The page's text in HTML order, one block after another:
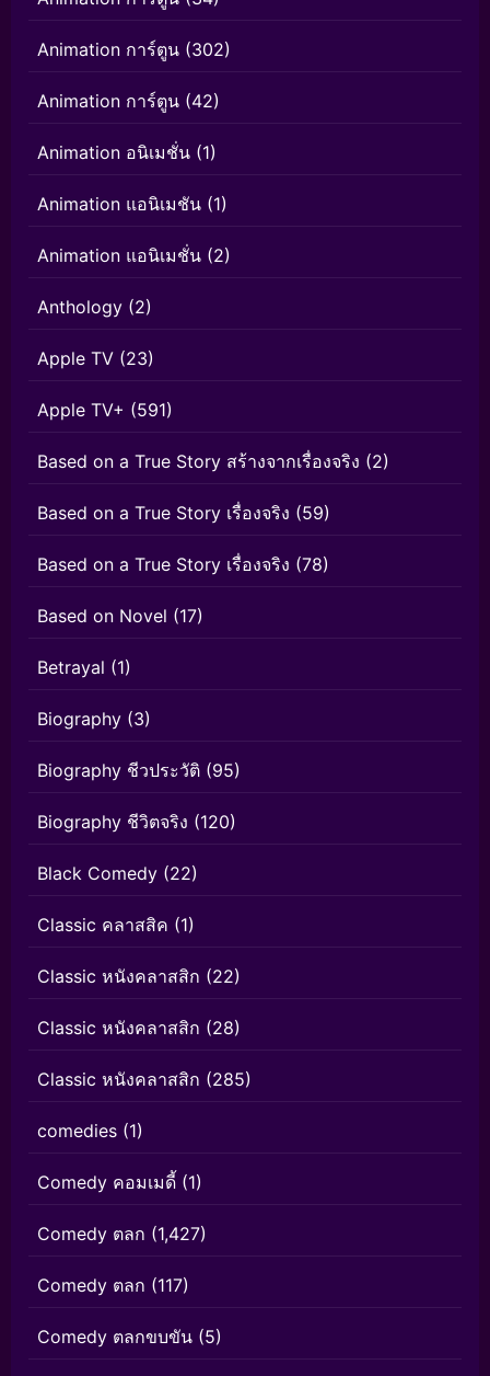
Animation การ์ตูน (302)
Animation การ์ตูน (42)
Animation อนิเมชั่น (1)
Animation แอนิเมชัน (1)
Animation แอนิเมชั่น (2)
Anthology (2)
Apple TV (23)
Apple TV+ (591)
Based on a True Story สร้างจากเรื่องจริง (2)
Based on a True Story เรื่องจริง (59)
Based on a True Story เรื่องจริง (78)
Based on Novel (17)
Betrayal (1)
Biography (3)
Biography ชีวประวัติ (95)
Biography ชีวิตจริง (120)
Black Comedy (22)
Classic คลาสสิค (1)
Classic หนังคลาสสิก (22)
Classic หนังคลาสสิก (28)
Classic หนังคลาสสิก (285)
comedies (1)
Comedy คอมเมดี้ (1)
Comedy ตลก (1,427)
Comedy ตลก (117)
Comedy ตลกขบขัน (5)